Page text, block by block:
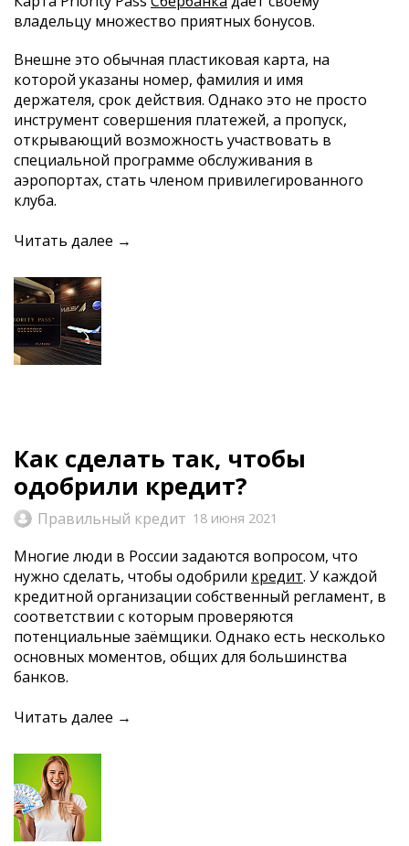
владельцу множество приятных бонусов.
Внешне это обычная пластиковая карта, на
которой указаны номер, фамилия и имя
держателя, срок действия. Однако это не просто
инструмент совершения платежей, а пропуск,
открывающий возможность участвовать в
специальной программе обслуживания в
аэропортах, стать членом привилегированного
клуба.
Читать далее →
Как сделать так, чтобы
одобрили кредит?
Правильный кредит 18 июня 2021
Многие люди в России задаются вопросом, что
нужно сделать, чтобы одобрили кредит. У каждой
кредитной организации собственный регламент, в
соответствии с которым проверяются
потенциальные заёмщики. Однако есть несколько
основных моментов, общих для большинства
банков.
Читать далее →